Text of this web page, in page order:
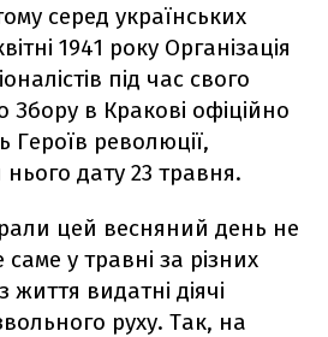
серед українських
1941 року Організація
під час свого
Збору в Кракові офіційно
революції,
дату 23 травня.
цей весняний день не
у травні за різних
видатні діячі
руху. Так, на